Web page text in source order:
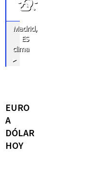
Madrid,
ES
clima
▸
EURO
A
DÓLAR
HOY